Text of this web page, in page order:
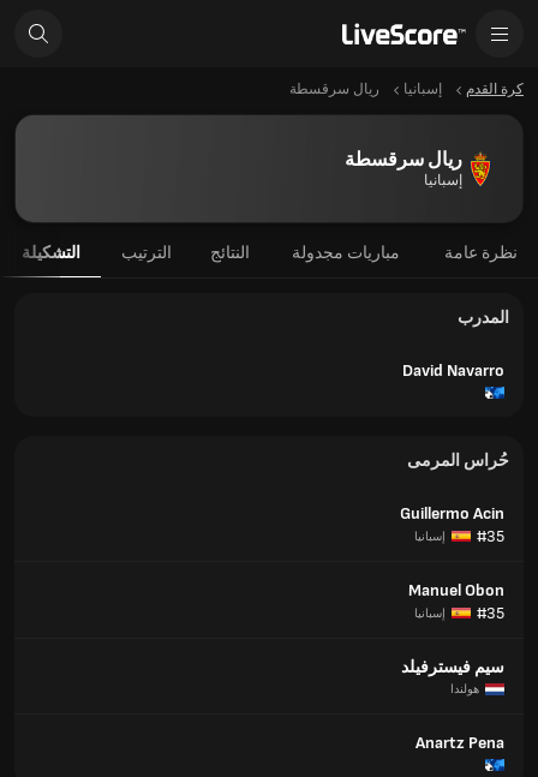
كرة القدم إسبانيا ريال سرقسطة
ريال سرقسطة
إسبانيا
نظرة عامة مباريات مجدولة النتائج الترتيب التشكيلة
المدرب
David Navarro
حُراس المرمى
Guillermo Acin
#35
إسبانيا
Manuel Obon
#35
إسبانيا
سيم فيسترفيلد
هولندا
Anartz Pena